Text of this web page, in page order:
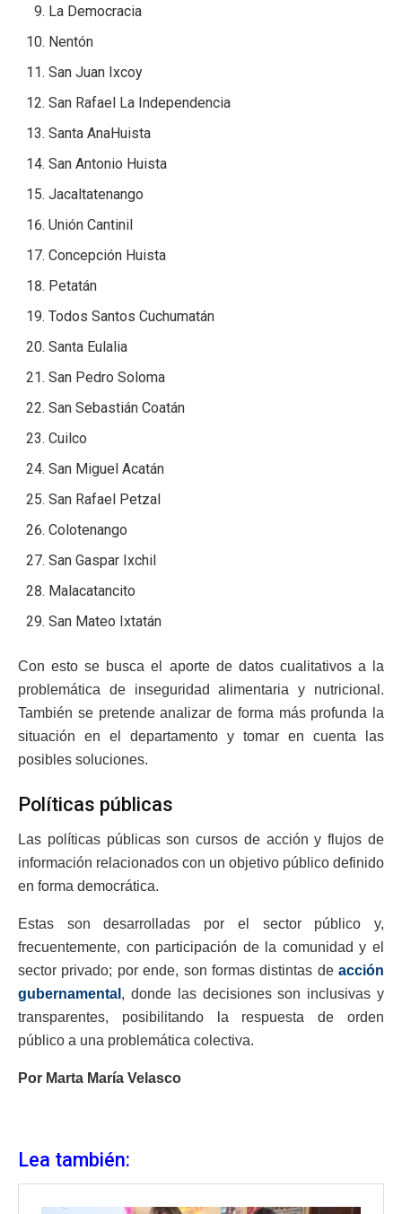
La Democracia
Nentón
San Juan Ixcoy
San Rafael La Independencia
Santa AnaHuista
San Antonio Huista
Jacaltatenango
Unión Cantinil
Concepción Huista
Petatán
Todos Santos Cuchumatán
Santa Eulalia
San Pedro Soloma
San Sebastián Coatán
Cuilco
San Miguel Acatán
San Rafael Petzal
Colotenango
San Gaspar Ixchil
Malacatancito
San Mateo Ixtatán
Con esto se busca el aporte de datos cualitativos a la
problemática de inseguridad alimentaria y nutricional.
También se pretende analizar de forma más profunda la
situación en el departamento y tomar en cuenta las
posibles soluciones.
Políticas públicas
Las políticas públicas son cursos de acción y flujos de
información relacionados con un objetivo público definido
en forma democrática.
Estas son desarrolladas por el sector público y,
frecuentemente, con participación de la comunidad y el
sector privado; por ende, son formas distintas de acción
gubernamental , donde las decisiones son inclusivas y
transparentes, posibilitando la respuesta de orden
público a una problemática colectiva.
Por Marta María Velasco
Lea también: